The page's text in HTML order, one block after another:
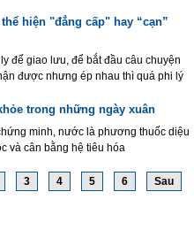
hiện "đẳng cấp" hay “cạn”
để giao lưu, để bắt đầu câu chuyện
được nhưng ép nhau thì quá phi lý
trong những ngày xuân
minh, nước là phương thuốc diệu
và cân bằng hệ tiêu hóa
3 4 5 6 Sau